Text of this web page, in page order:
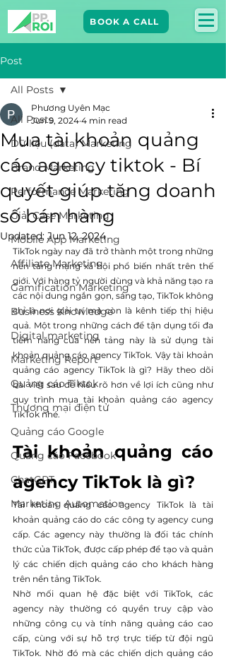
BOOK A CALL
Post
All Posts
Dữ liệu (data) Marketing
Brand Marketing​
Performance Marketing
Giải Case Marketing
Mobile App Marketing
Affiliate Marketing
Gamification Marketing
Business Knowledge
Digital marketing
Marketing Report
Quảng cáo Tiktok
Thương mại điện tử
Quảng cáo Google
Quảng cáo Facebook
ChatGPT
Marketing Automation
All Posts
Mua tài khoản quảng
cáo agency tiktok - Bí
quyết giúp tăng doanh
số bán hàng
Phương Uyên Mạc
Jun 9, 2024 4 min read
Updated: Jun 12, 2024
TikTok ngày nay đã trở thành một trong những
nền tảng mạng xã hội phổ biến nhất trên thế
giới. Với hàng tỷ người dùng và khả năng tạo ra
các nội dung ngắn gọn, sáng tạo, TikTok không
chỉ là nơi giải trí mà còn là kênh tiếp thị hiệu
quả. Một trong những cách để tận dụng tối đa
tiềm năng của nền tảng này là sử dụng tài
khoản quảng cáo agency TikTok. Vậy tài khoản
quảng cáo agency TikTok là gì? Hãy theo dõi
bài viết sau để hiểu rõ hơn về lợi ích cũng như
quy trình mua tài khoản quảng cáo agency
TikTok nhé.
Tài khoản quảng cáo
agency TikTok là gì?
Tài khoản quảng cáo agency TikTok là tài
khoản quảng cáo do các công ty agency cung
cấp. Các agency này thường là đối tác chính
thức của TikTok, được cấp phép để tạo và quản
lý các chiến dịch quảng cáo cho khách hàng
trên nền tảng TikTok.
Nhờ mối quan hệ đặc biệt với TikTok, các
agency này thường có quyền truy cập vào
những công cụ và tính năng quảng cáo cao
cấp, cùng với sự hỗ trợ trực tiếp từ đội ngũ
TikTok. Nhờ đó mà các chiến dịch quảng cáo